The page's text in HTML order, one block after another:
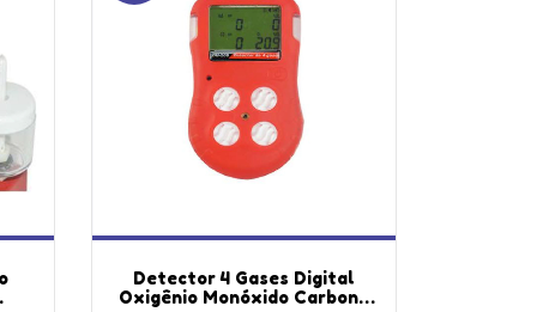
Detector 4 Gases Digital
Oxigênio Monóxido Carbono